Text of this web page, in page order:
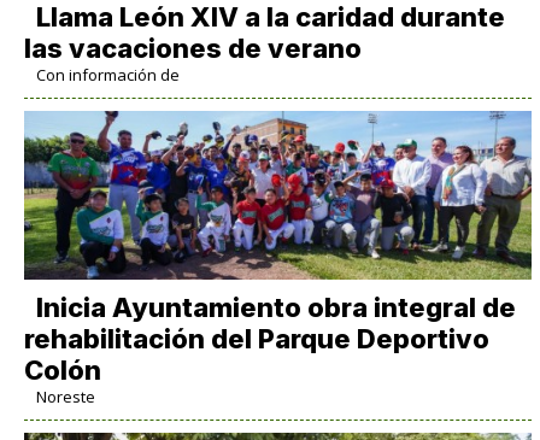
Llama León XIV a la caridad durante
las vacaciones de verano
Con información de
Inicia Ayuntamiento obra integral de
rehabilitación del Parque Deportivo
Colón
Noreste